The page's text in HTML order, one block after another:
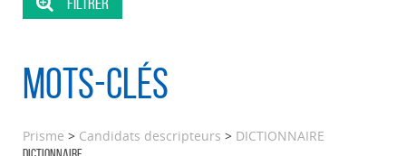
Mots-clés
Prisme > Candidats descripteurs > DICTIONNAIRE